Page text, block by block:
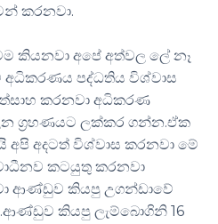
කරනවා.
කියනවා අපේ අත්වල ලේ නෑ
අධිකරණය පද්ධතිය විශ්වාස
කරනවා අධිකරණ
ග්‍රහණයට ලක්කර ගන්න.ඒක
අපි අදටත් විශ්වාස කරනවා මේ
කටයුතු කරනවා
ආණ්ඩුව කියපු උගන්ඩාවේ
කියපු ලැම්බොගිනි 16